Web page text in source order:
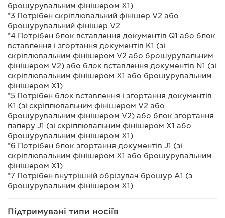
брошурувальним фінішером X1)
*3 Потрібен скріплювальний фінішер V2 або
брошурувальний фінішер V2
*4 Потрібен блок вставлення документів Q1 або блок
вставлення і згортання документів K1 (зі
скріплювальним фінішером V2 або брошурувальним
фінішером V2) або блок вставлення документів N1 (зі
скріплювальним фінішером X1 або брошурувальним
фінішером X1)
*5 Потрібен блок вставлення і згортання документів
K1 (зі скріплювальним фінішером V2 або
брошурувальним фінішером V2) або блок згортання
паперу J1 (зі скріплювальним фінішером X1 або
брошурувальним фінішером X1)
*6 Потрібен блок згортання документів J1 (зі
скріплювальним фінішером X1 або брошурувальним
фінішером X1)
*7 Потрібен внутрішній обрізувач брошур A1 (з
брошурувальним фінішером X1)
Підтримувані типи носіїв